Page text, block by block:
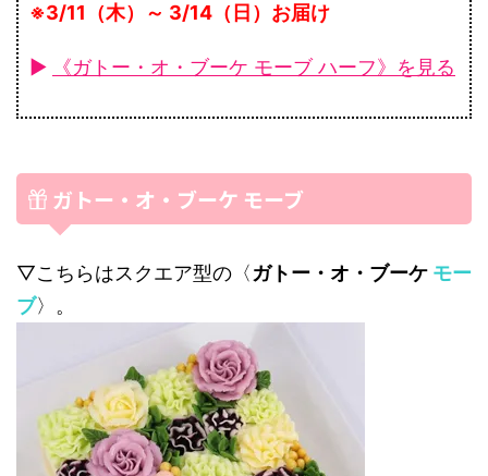
※3/11（木）～ 3/14（日）お届け
► 《ガトー・オ・ブーケ モーブ ハーフ》を見る
ガトー・オ・ブーケ モーブ
▽こちらはスクエア型の〈ガトー・オ・ブーケ モー
ブ〉。